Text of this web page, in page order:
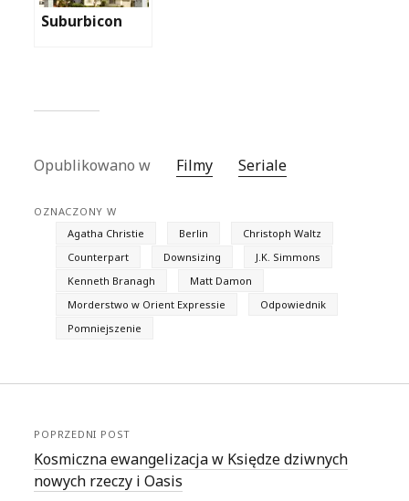
Suburbicon
Opublikowano w Filmy Seriale
OZNACZONY W
Agatha Christie
Berlin
Christoph Waltz
Counterpart
Downsizing
J.K. Simmons
Kenneth Branagh
Matt Damon
Morderstwo w Orient Expressie
Odpowiednik
Pomniejszenie
POPRZEDNI POST
Kosmiczna ewangelizacja w Księdze dziwnych
nowych rzeczy i Oasis